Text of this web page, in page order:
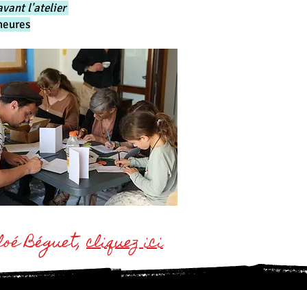
l'atelier
Béguet,cliquez ici